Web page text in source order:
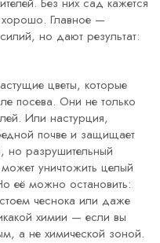
Главное —
но дают результат:
цветы, которые
посева. Они не только
Или настурция,
почве и защищает
но разрушительный
уничтожить целый
её можно остановить:
чеснока или даже
химии — если вы
а не химической зоной.